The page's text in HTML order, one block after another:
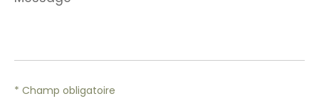
*
* Champ obligatoire